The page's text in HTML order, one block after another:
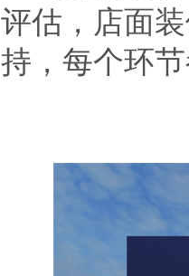
评估，店面
持，每个环